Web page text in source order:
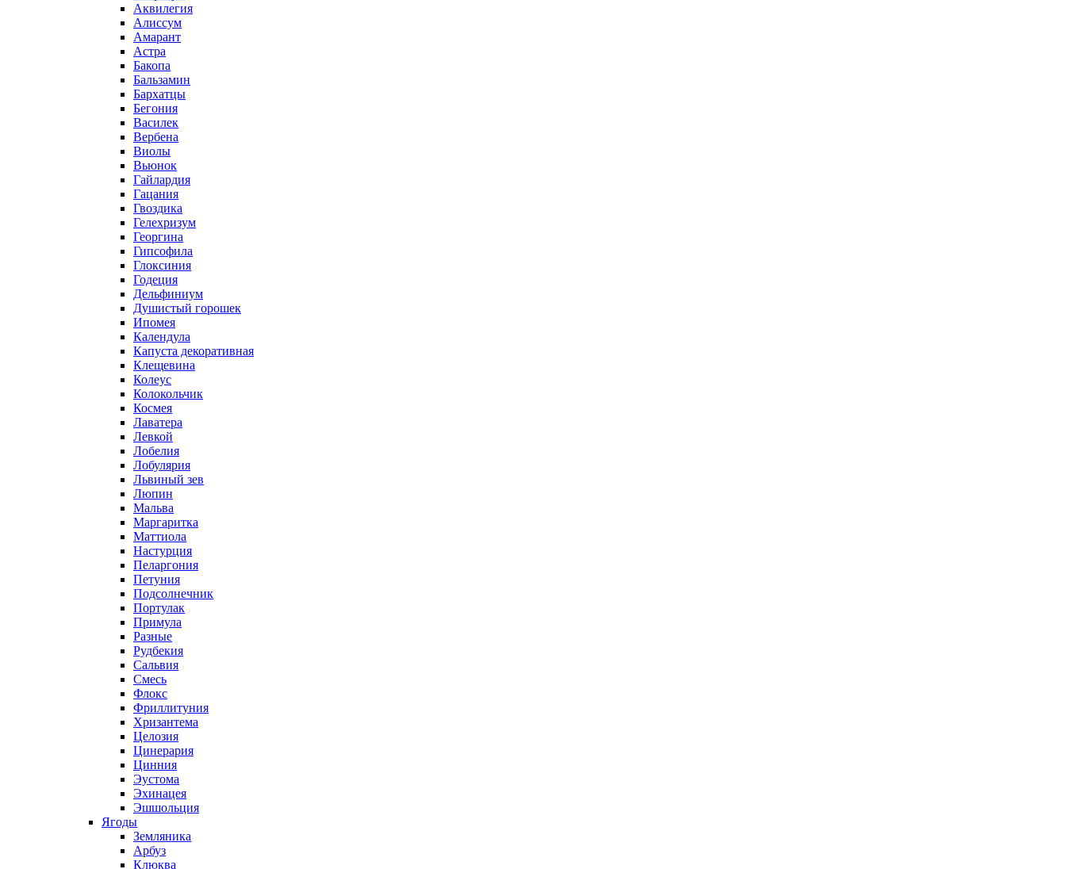
Аквилегия
Алиссум
Амарант
Астра
Бакопа
Бальзамин
Бархатцы
Бегония
Василек
Вербена
Виолы
Вьюнок
Гайлардия
Гацания
Гвоздика
Гелехризум
Георгина
Гипсофила
Глоксиния
Годеция
Дельфиниум
Душистый горошек
Ипомея
Календула
Капуста декоративная
Клещевина
Колеус
Колокольчик
Космея
Лаватера
Левкой
Лобелия
Лобулярия
Львиный зев
Люпин
Мальва
Маргаритка
Маттиола
Настурция
Пеларгония
Петуния
Подсолнечник
Портулак
Примула
Разные
Рудбекия
Сальвия
Смесь
Флокс
Фриллитуния
Хризантема
Целозия
Цинерария
Цинния
Эустома
Эхинацея
Эшшольция
Ягоды
Земляника
Арбуз
Клюква